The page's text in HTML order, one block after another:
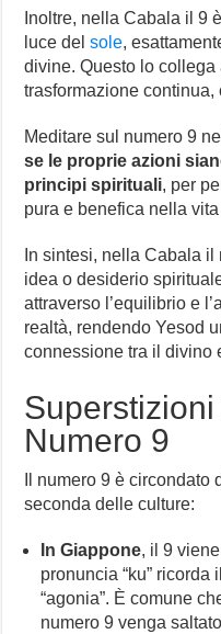
Inoltre, nella Cabala il 9
luce delsole,
divine. Questo lo collega
trasformazione continua,
Meditare sul numero 9
se le proprie azioni
principi spirituali, per
pura e benefica nella
In sintesi, nella Cabala
idea o desiderio
attraverso l’equilibrio e
realtà, rendendo Yesod
connessione tra il divino
Superstizioni
Numero 9
Il numero 9 è
seconda delle culture:
In Giappone, il 9
pronuncia “ku” ricorda
“agonia”. È comune
numero 9 venga